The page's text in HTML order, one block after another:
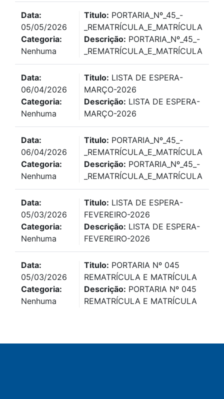
Data:
05/05/2026
Categoria:
Nenhuma
Titulo: PORTARIA_Nº_45_-
_REMATRÍCULA_E_MATRÍCULA
Descrição: PORTARIA_Nº_45_-
_REMATRÍCULA_E_MATRÍCULA
Data:
06/04/2026
Categoria:
Nenhuma
Titulo: LISTA DE ESPERA-
MARÇO-2026
Descrição: LISTA DE ESPERA-
MARÇO-2026
Data:
06/04/2026
Categoria:
Nenhuma
Titulo: PORTARIA_Nº_45_-
_REMATRÍCULA_E_MATRÍCULA
Descrição: PORTARIA_Nº_45_-
_REMATRÍCULA_E_MATRÍCULA
Data:
05/03/2026
Categoria:
Nenhuma
Titulo: LISTA DE ESPERA-
FEVEREIRO-2026
Descrição: LISTA DE ESPERA-
FEVEREIRO-2026
Data:
05/03/2026
Categoria:
Nenhuma
Titulo: PORTARIA Nº 045
REMATRÍCULA E MATRÍCULA
Descrição: PORTARIA Nº 045
REMATRÍCULA E MATRÍCULA